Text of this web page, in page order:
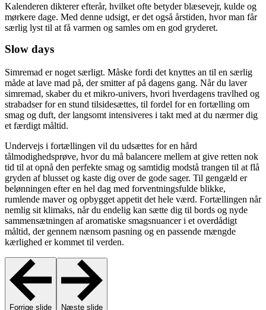
Kalenderen dikterer efterår, hvilket ofte betyder blæsevejr, kulde og
mørkere dage. Med denne udsigt, er det også årstiden, hvor man får
særlig lyst til at få varmen og samles om en god gryderet.
Slow days
Simremad er noget særligt. Måske fordi det knyttes an til en særlig
måde at lave mad på, der smitter af på dagens gang. Når du laver
simremad, skaber du et mikro-univers, hvori hverdagens travlhed og
strabadser for en stund tilsidesættes, til fordel for en fortælling om
smag og duft, der langsomt intensiveres i takt med at du nærmer dig
et færdigt måltid.
Undervejs i fortællingen vil du udsættes for en hård
tålmodighedsprøve, hvor du må balancere mellem at give retten nok
tid til at opnå den perfekte smag og samtidig modstå trangen til at flå
gryden af blusset og kaste dig over de gode sager. Til gengæld er
belønningen efter en hel dag med forventningsfulde blikke,
rumlende maver og opbygget appetit det hele værd. Fortællingen når
nemlig sit klimaks, når du endelig kan sætte dig til bords og nyde
sammensætningen af aromatiske smagsnuancer i et overdådigt
måltid, der gennem nænsom pasning og en passende mængde
kærlighed er kommet til verden.
Forrige slide Næste slide